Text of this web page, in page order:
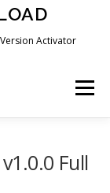
Activator
Menu
Full